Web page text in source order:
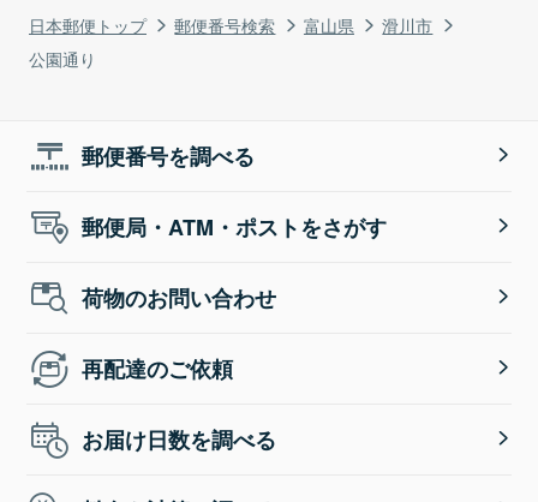
日本郵便トップ 郵便番号検索 富山県
滑川市
公園通り
郵便番号を調べる
郵便局・ATM・ポストをさがす
荷物のお問い合わせ
再配達のご依頼
お届け日数を調べる